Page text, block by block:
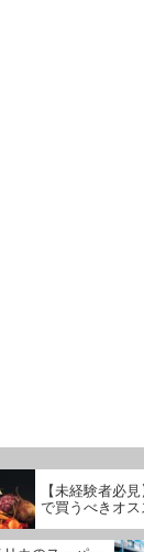
【未経験者必
で買うべきオス